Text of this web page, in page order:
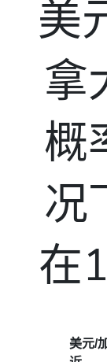
美
拿
概
况
在
美元/